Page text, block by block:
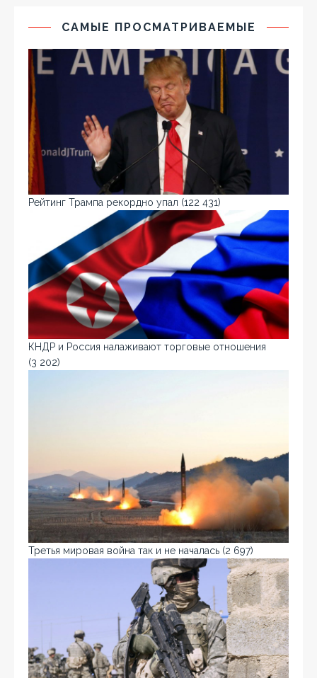
САМЫЕ ПРОСМАТРИВАЕМЫЕ
Рейтинг Трампа рекордно упал (122 431)
КНДР и Россия налаживают торговые отношения
(3 202)
Третья мировая война так и не началась (2 697)